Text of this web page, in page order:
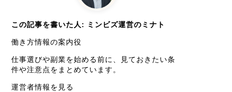
この記事を書いた人: ミンビズ運営のミナト
働き方情報の案内役
仕事選びや副業を始める前に、見ておきたい条
件や注意点をまとめています。
運営者情報を見る